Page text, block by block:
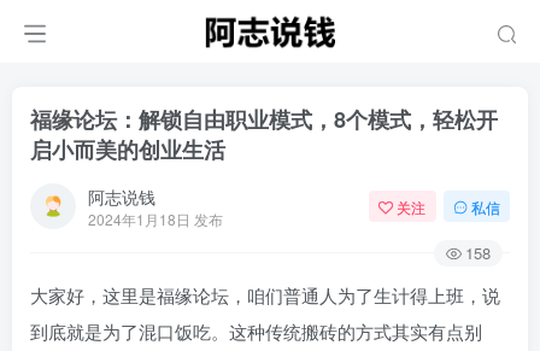
福缘论坛：解锁自由职业模式，8个模式，轻松开
启小而美的创业生活
阿志说钱
2024年1月18日 发布
关注 私信
158
大家好，这里是福缘论坛，咱们普通人为了生计得上班，说
到底就是为了混口饭吃。这种传统搬砖的方式其实有点别